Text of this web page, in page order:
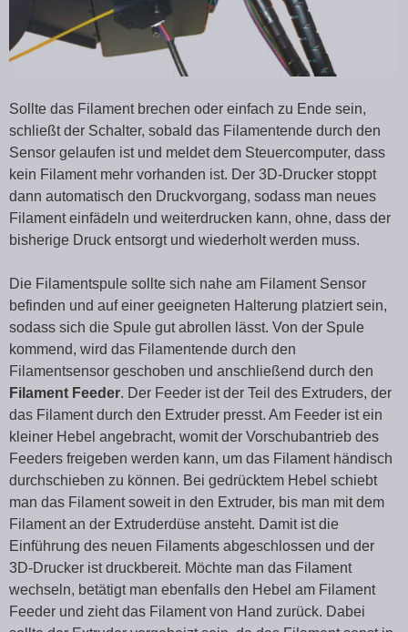
Sollte das Filament brechen oder einfach zu Ende sein,
schließt der Schalter, sobald das Filamentende durch den
Sensor gelaufen ist und meldet dem Steuercomputer, dass
kein Filament mehr vorhanden ist. Der 3D-Drucker stoppt
dann automatisch den Druckvorgang, sodass man neues
Filament einfädeln und weiterdrucken kann, ohne, dass der
bisherige Druck entsorgt und wiederholt werden muss.
Die Filamentspule sollte sich nahe am Filament Sensor
befinden und auf einer geeigneten Halterung platziert sein,
sodass sich die Spule gut abrollen lässt. Von der Spule
kommend, wird das Filamentende durch den
Filamentsensor geschoben und anschließend durch den
Filament Feeder. Der Feeder ist der Teil des Extruders, der
das Filament durch den Extruder presst. Am Feeder ist ein
kleiner Hebel angebracht, womit der Vorschubantrieb des
Feeders freigeben werden kann, um das Filament händisch
durchschieben zu können. Bei gedrücktem Hebel schiebt
man das Filament soweit in den Extruder, bis man mit dem
Filament an der Extruderdüse ansteht. Damit ist die
Einführung des neuen Filaments abgeschlossen und der
3D-Drucker ist druckbereit. Möchte man das Filament
wechseln, betätigt man ebenfalls den Hebel am Filament
Feeder und zieht das Filament von Hand zurück. Dabei